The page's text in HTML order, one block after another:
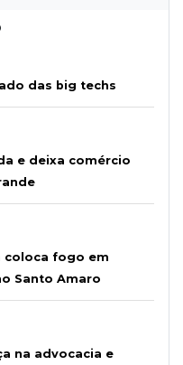
das big techs
e deixa comércio
coloca fogo em
Santo Amaro
na advocacia e